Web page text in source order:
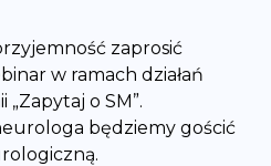
zaprosić
w ramach działań
o SM”.
będziemy gościć